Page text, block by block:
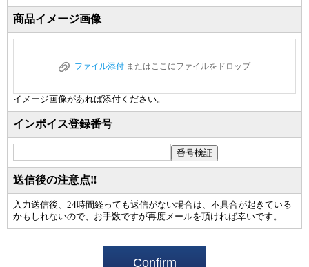
商品イメージ画像
ファイル添付 またはここにファイルをドロップ
イメージ画像があれば添付ください。
インボイス登録番号
番号検証
送信後の注意点‼️
入力送信後、24時間経っても返信がない場合は、不具合が起きている
かもしれないので、お手数ですが再度メールを頂ければ幸いです。
Confirm